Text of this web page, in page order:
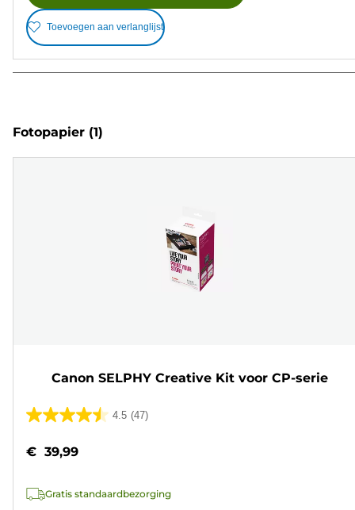
Toevoegen aan verlanglijst
Fotopapier (1)
Canon SELPHY Creative Kit voor CP-serie
4.5 (47)
4.5
de
sterren.
€ 39,99
Gratis standaardbezorging